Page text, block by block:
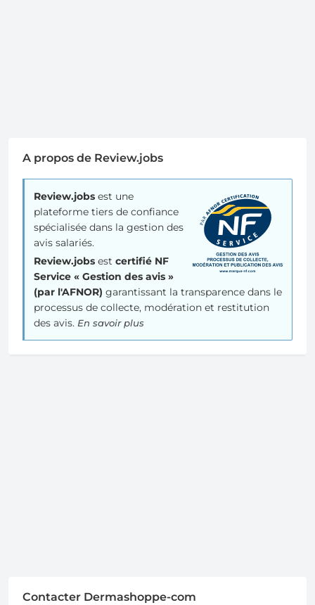
A propos de Review.jobs
Review.jobs est une
plateforme tiers de confiance
spécialisée dans la gestion des
avis salariés.
Review.jobs est certifié NF
Service « Gestion des avis »
(par l'AFNOR) garantissant la transparence dans le
processus de collecte, modération et restitution
des avis. En savoir plus
Contacter Dermashoppe-com